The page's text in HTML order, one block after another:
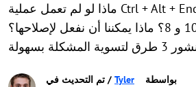
ماذا لو لم تعمل عملية Ctrl + Alt + End على التحكم عن
بُعد في ويندوز 11 و 10 و 8؟ ماذا يمكننا أن نفعل لإصلاحها؟
بواسطة Tyler / تم التحديث في